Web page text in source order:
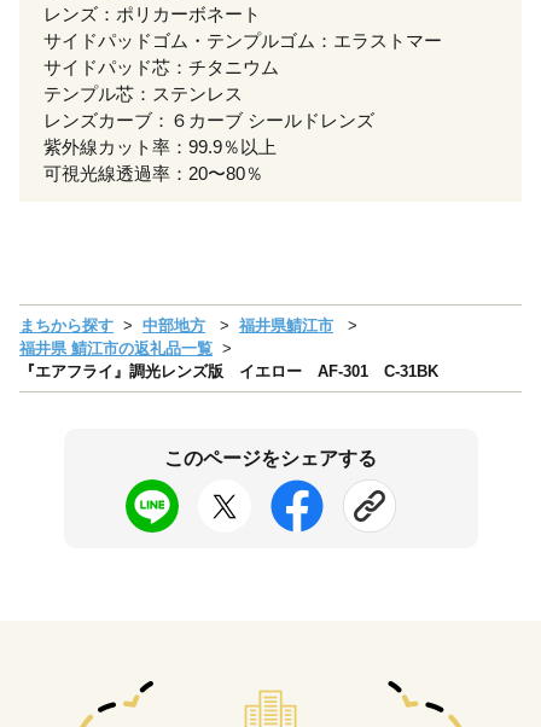
レンズ：ポリカーボネート
サイドパッドゴム・テンプルゴム：エラストマー
サイドパッド芯：チタニウム
テンプル芯：ステンレス
レンズカーブ：６カーブ シールドレンズ
紫外線カット率：99.9％以上
可視光線透過率：20〜80％
まちから探す 中部地方
福井県鯖江市
福井県 鯖江市の返礼品一覧
『エアフライ』調光レンズ版 イエロー AF-301 C-31BK
このページをシェアする